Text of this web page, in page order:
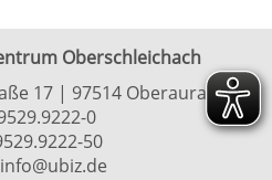
Oberschleichach
17 | 97514 Oberaurach
0
50
info@ubiz.de